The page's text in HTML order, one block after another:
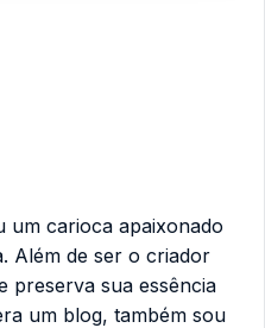
um carioca apaixonado
Além de ser o criador
preserva sua essência
um blog, também sou